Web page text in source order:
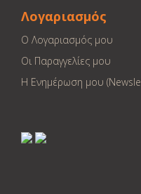
Λογαριασμός
Ο Λογαριασμός μου
Οι Παραγγελίες μου
Η Ενημέρωση μου